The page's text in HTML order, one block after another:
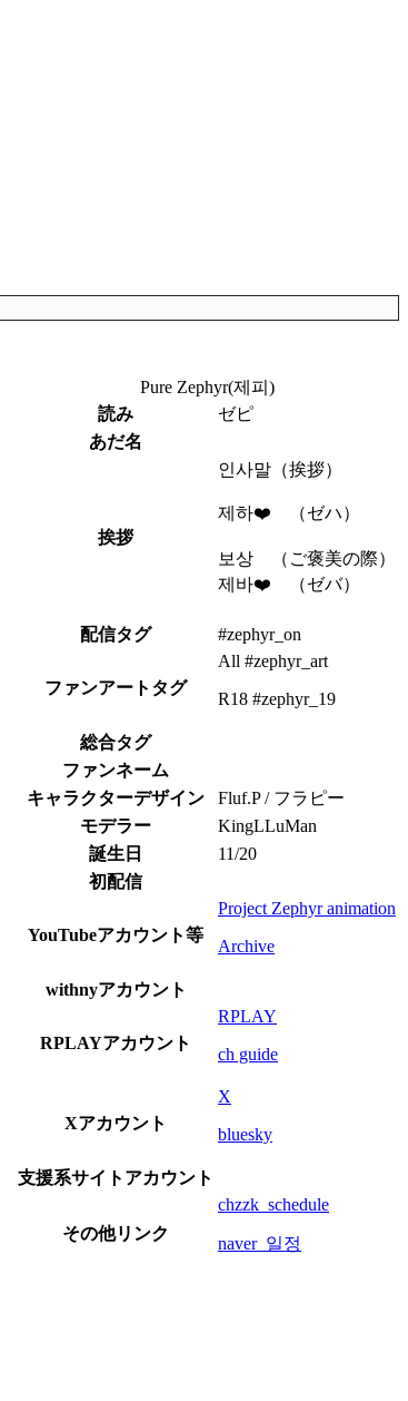
Pure Zephyr(제피)
読み
ゼピ
あだ名
挨拶
인사말（挨拶）
제하❤️ （ゼハ）
보상 （ご褒美の際）
제바❤️ （ゼバ）
配信タグ #zephyr_on
ファンアートタグ
All #zephyr_art
R18 #zephyr_19
総合タグ
ファンネーム
キャラクターデザイン
Fluf.P / フラピー
モデラー
KingLLuMan
誕生日
11/20
初配信
YouTubeアカウント等
Project Zephyr animation
Archive
withnyアカウント
RPLAYアカウント
RPLAY
ch guide
Xアカウント
X
bluesky
支援系サイトアカウント
その他リンク
chzzk_schedule
naver_일정